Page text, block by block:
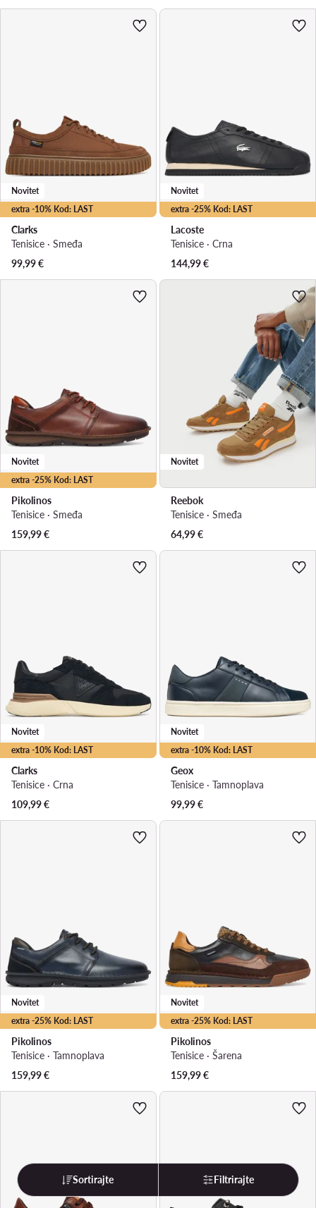
extra -10% Kod: LAST
Novitet
Clarks
Tenisice · Smeđa
99,99€
extra -25% Kod: LAST
Novitet
Lacoste
Tenisice · Crna
144,99€
extra -25% Kod: LAST
Novitet
Pikolinos
Tenisice · Smeđa
159,99€
Novitet
Reebok
Tenisice · Smeđa
64,99€
extra -10% Kod: LAST
Novitet
Clarks
Tenisice · Crna
109,99€
extra -10% Kod: LAST
Novitet
Geox
Tenisice · Tamnoplava
99,99€
extra -25% Kod: LAST
Novitet
Pikolinos
Tenisice · Tamnoplava
159,99€
extra -25% Kod: LAST
Novitet
Pikolinos
Tenisice · Šarena
159,99€
Sortirajte Filtrirajte